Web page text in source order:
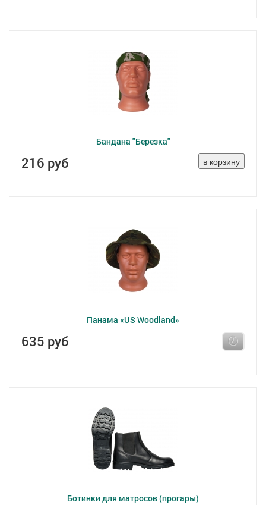
Бандана "Березка"
216 руб
Панама «US Woodland»
635 руб
Ботинки для матросов (прогары)